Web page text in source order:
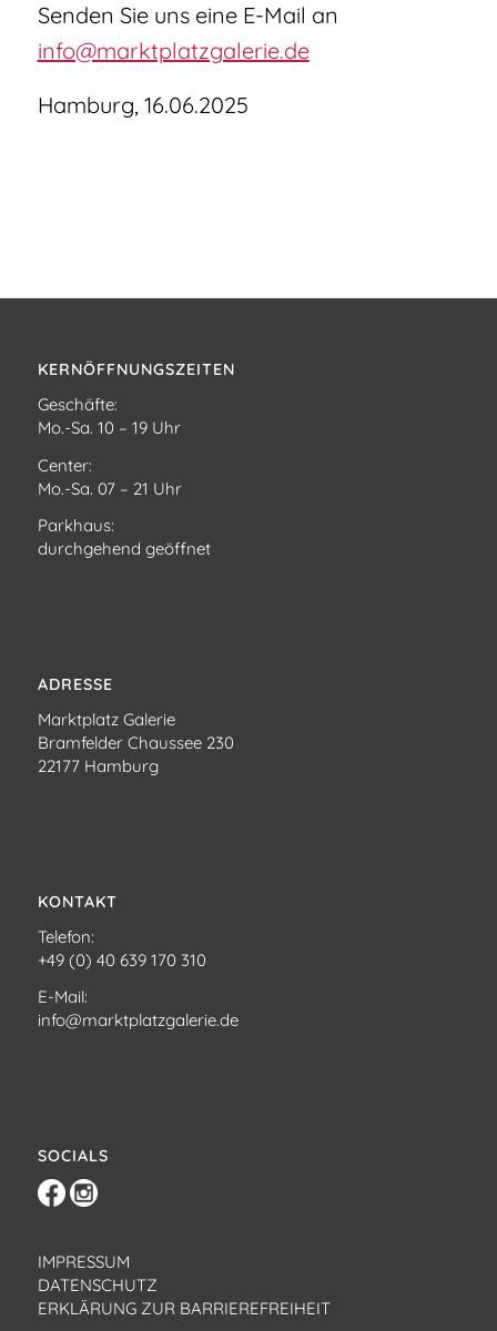
Senden Sie uns eine E-Mail an
info@marktplatzgalerie.de
Hamburg, 16.06.2025
KERNÖFFNUNGSZEITEN
Geschäfte:
Mo.-Sa. 10 – 19 Uhr
Center:
Mo.-Sa. 07 – 21 Uhr
Parkhaus:
durchgehend geöffnet
ADRESSE
Marktplatz Galerie
Bramfelder Chaussee 230
22177 Hamburg
KONTAKT
Telefon:
+49 (0) 40 639 170 310
E-Mail:
info@marktplatzgalerie.de
SOCIALS
IMPRESSUM
DATENSCHUTZ
ERKLÄRUNG ZUR BARRIEREFREIHEIT